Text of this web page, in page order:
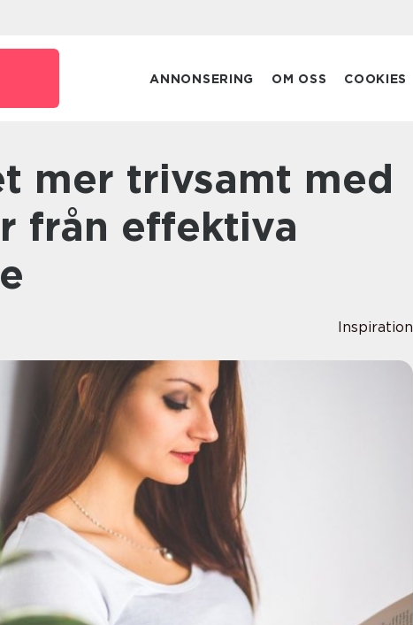
ANNONSERING OM OSS COOKIES
från effektiva
Inspiration